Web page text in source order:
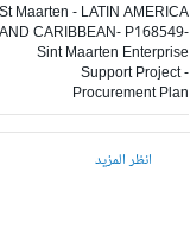
St Maarten - LATIN AMERICA
AND CARIBBEAN- P168549-
Sint Maarten Enterprise
Support Project -
Procurement Plan
انظر المزيد